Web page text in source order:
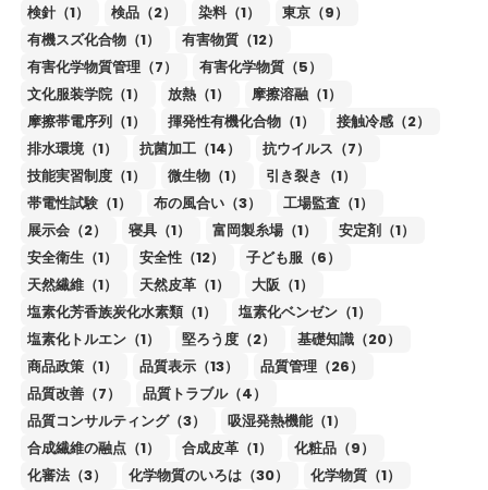
検針（1）
検品（2） 染料（1）
東京（9）
有機スズ化合物（1）
有害物質（12）
有害化学物質管理（7）
有害化学物質（5）
文化服装学院（1）
放熱（1）
摩擦溶融（1）
摩擦帯電序列（1）
揮発性有機化合物（1）
接触冷感（2）
排水環境（1）
抗菌加工（14）
抗ウイルス（7）
技能実習制度（1）
微生物（1）
引き裂き（1）
帯電性試験（1）
布の風合い（3）
工場監査（1）
展示会（2）
寝具（1） 富岡製糸場（1）
安定剤（1）
安全衛生（1）
安全性（12）
子ども服（6）
天然繊維（1）
天然皮革（1）
大阪（1）
塩素化芳香族炭化水素類（1）
塩素化ベンゼン（1）
塩素化トルエン（1）
堅ろう度（2）
基礎知識（20）
商品政策（1）
品質表示（13）
品質管理（26）
品質改善（7）
品質トラブル（4）
品質コンサルティング（3）
吸湿発熱機能（1）
合成繊維の融点（1）
合成皮革（1）
化粧品（9）
化審法（3）
化学物質のいろは（30）
化学物質（1）